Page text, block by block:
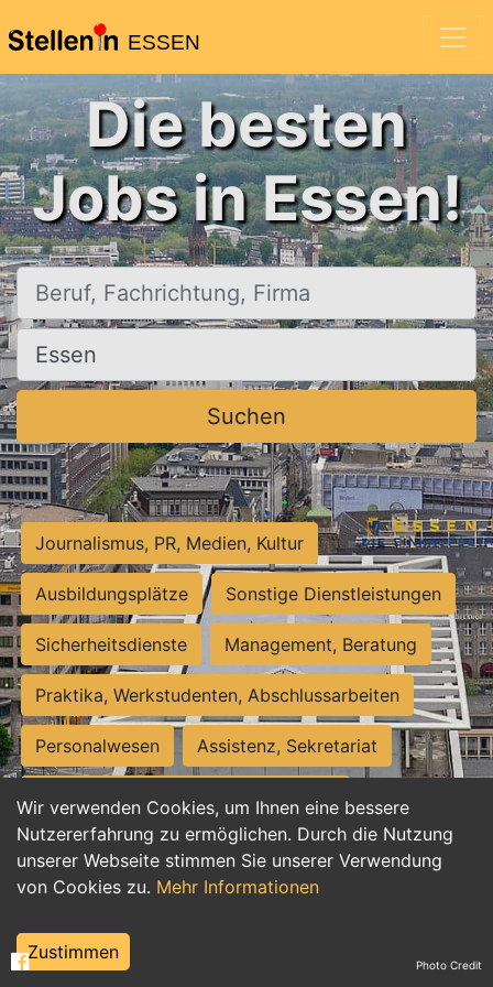
ESSEN
Wir verwenden Cookies, um Ihnen eine bessere
Nutzererfahrung zu ermöglichen. Durch die Nutzung
unserer Webseite stimmen Sie unserer Verwendung
von Cookies zu. Mehr Informationen
Zustimmen
Die besten
Jobs in Essen!
Beruf, Fachrichtung, Firma
Ort, Stadt
Suchen
Journalismus, PR, Medien, Kultur
Ausbildungsplätze Sonstige Dienstleistungen
Sicherheitsdienste Management, Beratung
Praktika, Werkstudenten, Abschlussarbeiten
Personalwesen Assistenz, Sekretariat
Hilfskräfte, Aushilfs- und Nebenjobs
Einkauf, Logistik, Materialwirtschaft
Weiterbildung, Studium, duale Ausbildung
Tourismus
Photo Credit